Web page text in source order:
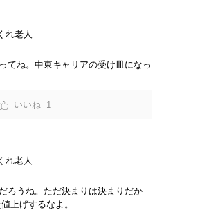
れ老人
てね。中東キャリアの受け皿になっ
1
れ老人
ろうね。ただ決まりは決まりだか
上げするなよ。